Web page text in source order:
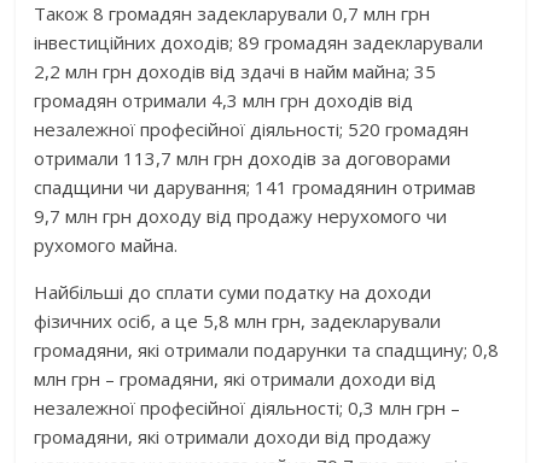
Також 8 громадян задекларували 0,7 млн грн
інвестиційних доходів; 89 громадян задекларували
2,2 млн грн доходів від здачі в найм майна; 35
громадян отримали 4,3 млн грн доходів від
незалежної професійної діяльності; 520 громадян
отримали 113,7 млн грн доходів за договорами
спадщини чи дарування; 141 громадянин отримав
9,7 млн грн доходу від продажу нерухомого чи
рухомого майна.
Найбільші до сплати суми податку на доходи
фізичних осіб, а це 5,8 млн грн, задекларували
громадяни, які отримали подарунки та спадщину; 0,8
млн грн – громадяни, які отримали доходи від
незалежної професійної діяльності; 0,3 млн грн –
громадяни, які отримали доходи від продажу